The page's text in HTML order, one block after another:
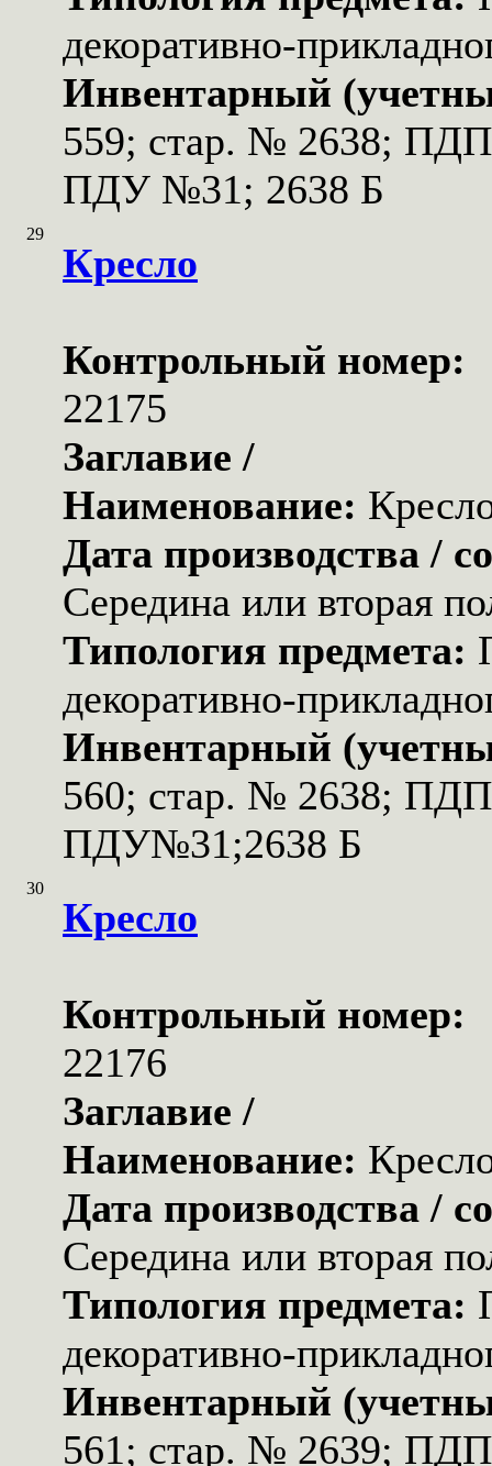
декоративно-
Инвентарный
559; стар. № 2638;
ПДУ №31; 2638 Б
29
Кресло
Контрольный номер:
22175
Заглавие /
Наименование:
Дата производства /
Середина или вторая
Типология предмета:
декоративно-
Инвентарный
560; стар. № 2638;
ПДУ№31;2638 Б
30
Кресло
Контрольный номер:
22176
Заглавие /
Наименование:
Дата производства /
Середина или вторая
Типология предмета:
декоративно-
Инвентарный
561; стар. № 2639;